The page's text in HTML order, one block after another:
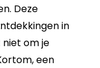
Deze
in
om je
een